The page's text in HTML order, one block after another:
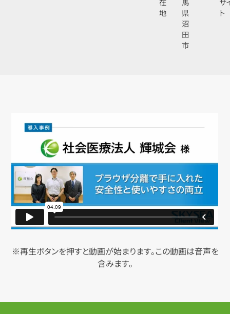
地
県
沼
田
市
ト
※再生ボタンを押すと動画が始まります。この動画は音声を
含みます。